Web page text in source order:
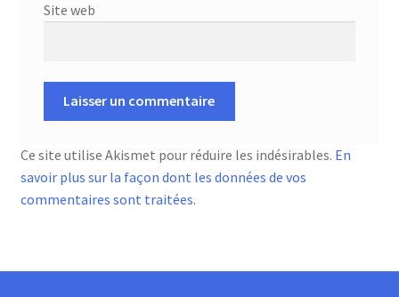
Site web
Ce site utilise Akismet pour réduire les indésirables. En
savoir plus sur la façon dont les données de vos
commentaires sont traitées.